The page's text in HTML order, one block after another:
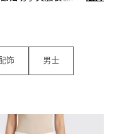
想要打造细节完美的日
满足事业女性或是那些
的服装同时又非常时
饰 男士